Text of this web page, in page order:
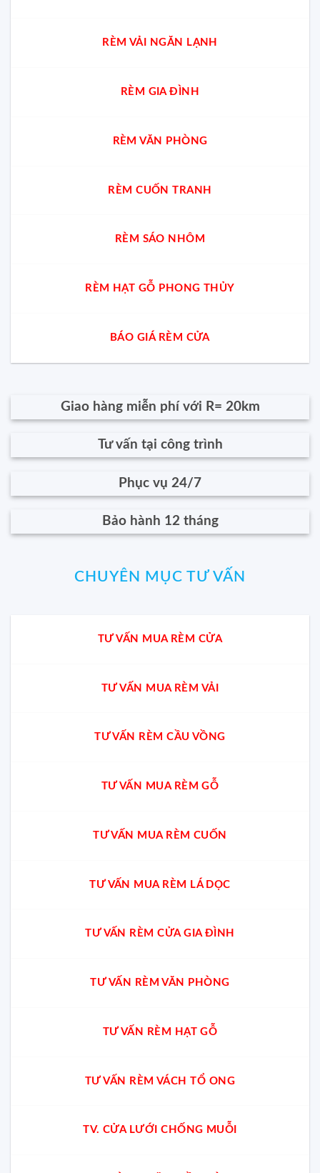
RÈM VẢI NGĂN LẠNH
RÈM GIA ĐÌNH
RÈM VĂN PHÒNG
RÈM CUỐN TRANH
RÈM SÁO NHÔM
RÈM HẠT GỖ PHONG THỦY
BÁO GIÁ RÈM CỬA
Giao hàng miễn phí với R= 20km
Tư vấn tại công trình
Phục vụ 24/7
Bảo hành 12 tháng
CHUYÊN MỤC TƯ VẤN
TƯ VẤN MUA RÈM CỬA
TƯ VẤN MUA RÈM VẢI
TƯ VẤN RÈM CẦU VỒNG
TƯ VẤN MUA RÈM GỖ
TƯ VẤN MUA RÈM CUỐN
TƯ VẤN MUA RÈM LÁ DỌC
TƯ VẤN RÈM CỬA GIA ĐÌNH
TƯ VẤN RÈM VĂN PHÒNG
TƯ VẤN RÈM HẠT GỖ
TƯ VẤN RÈM VÁCH TỔ ONG
TV. CỬA LƯỚI CHỐNG MUỖI